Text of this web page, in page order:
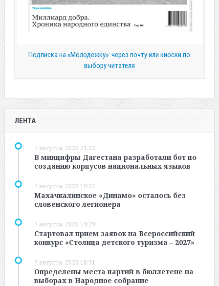
Подписка на «Молодежку»: через почту или киоски по
выбору читателя
ЛЕНТА
7 августа, 2026 21:22
В минцифры Дагестана разработали бот по
созданию корпусов национальных языков
7 августа, 2026 19:37
Махачкалинское «Динамо» осталось без
словенского легионера
7 августа, 2026 19:29
Стартовал прием заявок на Всероссийский
конкурс «Столица детского туризма – 2027»
7 августа, 2026 18:51
Определены места партий в бюллетене на
выборах в Народное собрание